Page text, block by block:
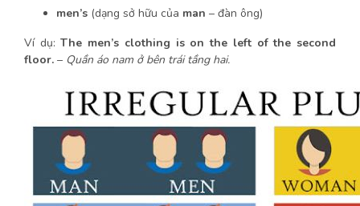
men’s (dạng sở hữu của man – đàn ông)
Ví dụ: The men’s clothing is on the left of the second
floor. – Quần áo nam ở bên trái tầng hai.